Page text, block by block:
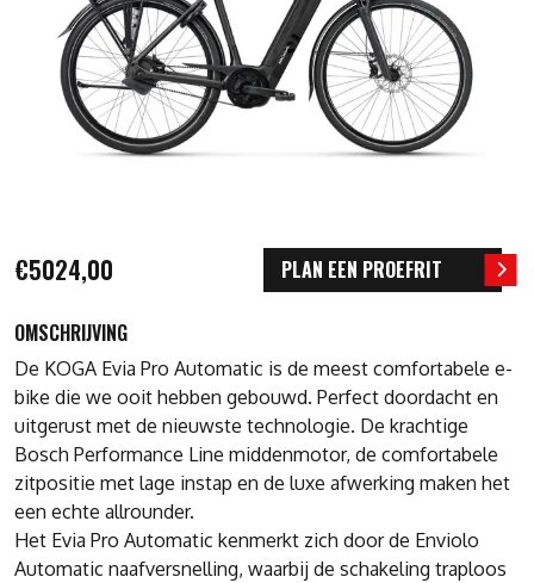
€5024,00 PLAN EEN PROEFRIT
OMSCHRIJVING
De KOGA Evia Pro Automatic is de meest comfortabele e-
bike die we ooit hebben gebouwd. Perfect doordacht en
uitgerust met de nieuwste technologie. De krachtige
Bosch Performance Line middenmotor, de comfortabele
zitpositie met lage instap en de luxe afwerking maken het
een echte allrounder.
Het Evia Pro Automatic kenmerkt zich door de Enviolo
Automatic naafversnelling, waarbij de schakeling traploos